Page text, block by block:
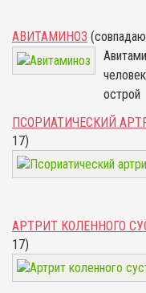
суставов.
АВИТАМИНОЗ
ПСОРИАТИЧЕСКИЙ
17)
АРТРИТ КОЛЕННОГО
17)